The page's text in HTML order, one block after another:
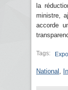
la
ministre,
accorde
Tags:
National